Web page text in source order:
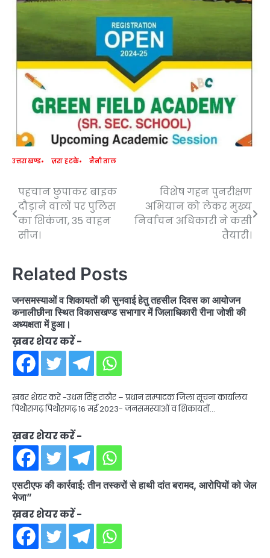
उत्तराखण्ड ज़रा हटके नैनीताल
Post
navigation
पहचान छुपाकर बाइक
दौड़ाने वालों पर पुलिस
का शिकंजा, 35 वाहन
सीज।
विशेष गहन पुनरीक्षण
अभियान को लेकर मुख्य
निर्वाचन अधिकारी ने कसी
तैयारी।
Related Posts
जनसमस्याओं व शिकायतों की सुनवाई हेतु तहसील दिवस का आयोजन
कनालीछीना स्थित विकासखण्ड सभागार में जिलाधिकारी रीना जोशी की
अध्यक्षता में हुआ।
ख़बर शेयर करें -
ख़बर शेयर करें -उधम सिंह राठौर – प्रधान सम्पादक जिला सूचना कार्यालय
पिथौरागढ़ पिथौरागढ़ 16 मई 2023- जनसमस्याओं व शिकायतों…
ख़बर शेयर करें -
एसटीएफ की कार्रवाई: तीन तस्करों से हाथी दांत बरामद, आरोपियों को जेल
भेजा”
ख़बर शेयर करें -